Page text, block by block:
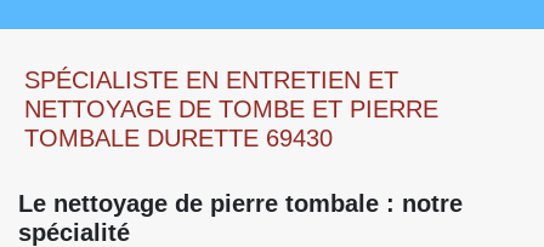
SPÉCIALISTE EN ENTRETIEN ET
NETTOYAGE DE TOMBE ET PIERRE
TOMBALE DURETTE 69430
Le nettoyage de pierre tombale : notre
spécialité